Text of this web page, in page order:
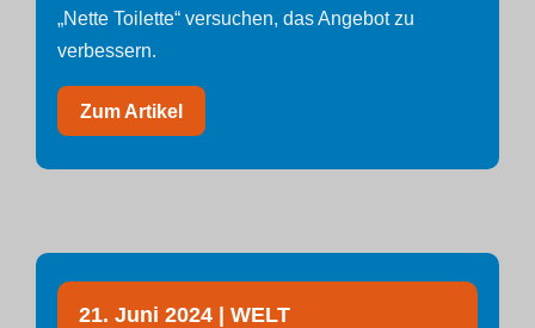
„Nette Toilette“ versuchen, das Angebot zu
verbessern.
Zum Artikel
21. Juni 2024 | WELT